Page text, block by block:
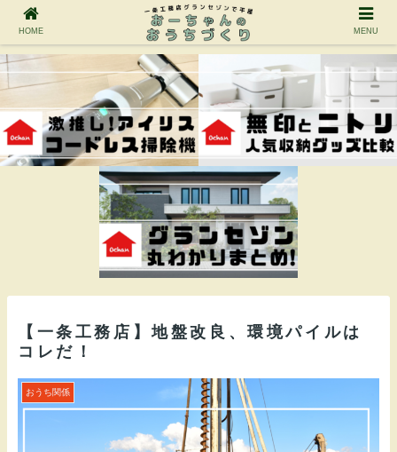
【一条工務店】地盤改良、環境パイルは
コレだ！
おうち関係
HOME MENU